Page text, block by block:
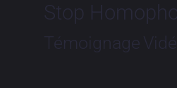
Stop
Témoignage